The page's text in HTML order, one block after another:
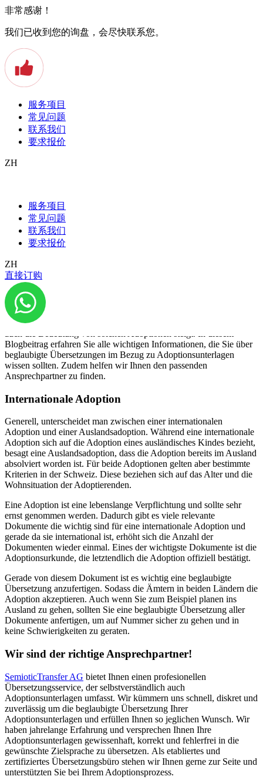
非常感谢！
我们已收到您的询盘，会尽快联系您。
服务项目
常见问题
联系我们
要求报价
ZH
服务项目
常见问题
联系我们
要求报价
ZH
直接订购
müssen
Eine Adoption ist ein langwieriger Prozess und gerade bei
internationalen und länderübergreifenden Adoptionen kann es
immer wieder zu Komplikationen kommen. Um das zu vermeiden,
ist es ratsam eine beglaubigte Übersetzung Ihrer internationalen
Adoptionsunterlagen anzufertigen. Das ist natürlich nur notwendig,
wenn Ihre Adoption international durchgeführt wird oder bereits im
Auslands geschehen ist. Die Globalisierung und der Trend zu
verschwindenen Grenzen zwischen den Ländern macht eine
internationale Adoption einfacher als sie mal früher war. Weswegen
Blogbeitrag erfahren Sie alle wichtigen Informationen, die Sie über
beglaubigte Übersetzungen im Bezug zu Adoptionsunterlagen
wissen sollten. Zudem helfen wir Ihnen den passenden
Ansprechpartner zu finden.
Internationale Adoption
Generell, unterscheidet man zwischen einer internationalen
Adoption und einer Auslandsadoption. Während eine internationale
Adoption sich auf die Adoption eines ausländisches Kindes bezieht,
besagt eine Auslandsadoption, dass die Adoption bereits im Ausland
absolviert worden ist. Für beide Adoptionen gelten aber bestimmte
Kriterien in der Schweiz. Diese beziehen sich auf das Alter und die
Wohnsituation der Adoptierenden.
Eine Adoption ist eine lebenslange Verpflichtung und sollte sehr
ernst genommen werden. Dadurch gibt es viele relevante
Dokumente die wichtig sind für eine internationale Adoption und
gerade da sie international ist, erhöht sich die Anzahl der
Dokumenten wieder einmal. Eines der wichtigste Dokumente ist die
Adoptionsurkunde, die letztendlich die Adoption offiziell bestätigt.
Gerade von diesem Dokument ist es wichtig eine beglaubigte
Übersetzung anzufertigen. Sodass die Ämtern in beiden Ländern die
Adoption akzeptieren. Auch wenn Sie zum Beispiel planen ins
Ausland zu gehen, sollten Sie eine beglaubigte Übersetzung aller
Dokumente anfertigen, um auf Nummer sicher zu gehen und in
keine Schwierigkeiten zu geraten.
Wir sind der richtige Ansprechpartner!
SemioticTransfer AG bietet Ihnen einen profesionellen
Übersetzungsservice, der selbstverständlich auch
Adoptionsunterlagen umfasst. Wir kümmern uns schnell, diskret und
zuverlässig um die beglaubigte Übersetzung Ihrer
Adoptionsunterlagen und erfüllen Ihnen so jeglichen Wunsch. Wir
haben jahrelange Erfahrung und versprechen Ihnen Ihre
Adoptionsunterlagen gewissenhaft, korrekt und fehlerfrei in die
gewünschte Zielsprache zu übersetzen. Als etabliertes und
zertifiziertes Übersetzungsbüro stehen wir Ihnen gerne zur Seite und
unterstützten Sie bei Ihrem Adoptionsprozess.